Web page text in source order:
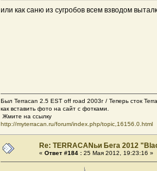
или как саню из сугробов всем взводом
Был Terracan 2.5 EST off road 2003г / Теперь сток
как вставить фото на сайт с фотками.
Жмите на ссылку
http://myterracan.ru/forum/index.php/topic,16156.0.html
Re: TERRACANьи Бега 2012
« Ответ #184 : 25 Мая 2012, 19:23:16 »